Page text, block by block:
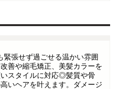
張せず過ごせる温かい雰囲
善や縮毛矯正、美髪カラーを
スタイルに対応◎髪質や骨
いヘアを叶えます。ダメージ